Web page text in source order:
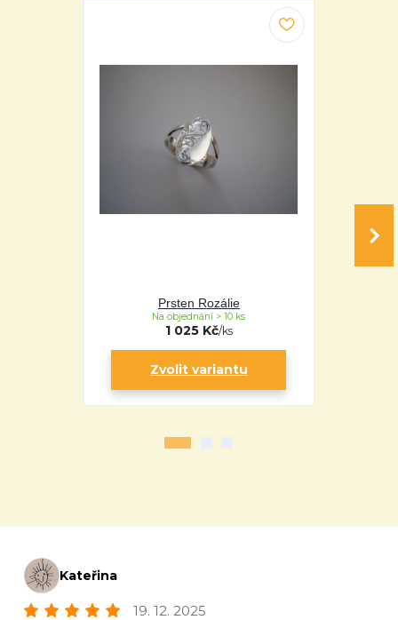
Prsten Rozálie
1 025 Kč/ks
Na objednání > 10 ks
Zvolit variantu
Kateřina
19. 12. 2025